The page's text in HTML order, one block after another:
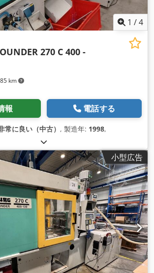
1 /4
km
270 C 400 -
報 電話する
常に良い（中古） , 製造年: 1998,
小型広告